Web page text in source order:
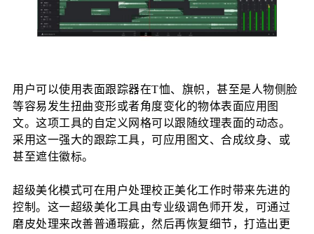
用户可以使用表面跟踪器在T恤、旗帜，甚至是人物侧脸
等容易发生扭曲变形或者角度变化的物体表面应用图
文。这项工具的自定义网格可以跟随纹理表面的动态。
采用这一强大的跟踪工具，可应用图文、合成纹身、或
甚至遮住徽标。
超级美化模式可在用户处理校正美化工作时带来先进的
控制。这一超级美化工具由专业级调色师开发，可通过
磨皮处理来改善普通瑕疵，然后再恢复细节，打造出更